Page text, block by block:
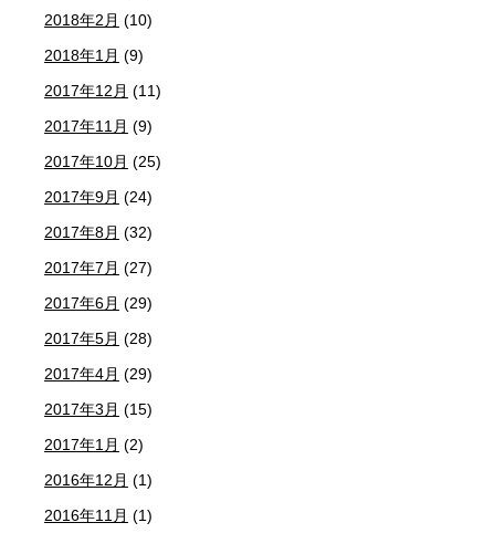
2018年2月 (10)
2018年1月 (9)
2017年12月 (11)
2017年11月 (9)
2017年10月 (25)
2017年9月 (24)
2017年8月 (32)
2017年7月 (27)
2017年6月 (29)
2017年5月 (28)
2017年4月 (29)
2017年3月 (15)
2017年1月 (2)
2016年12月 (1)
2016年11月 (1)